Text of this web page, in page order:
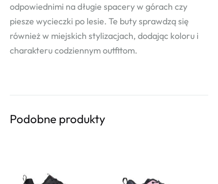
odpowiednimi na długie spacery w górach czy
piesze wycieczki po lesie. Te buty sprawdzą się
również w miejskich stylizacjach, dodając koloru i
charakteru codziennym outfitom.
Podobne produkty